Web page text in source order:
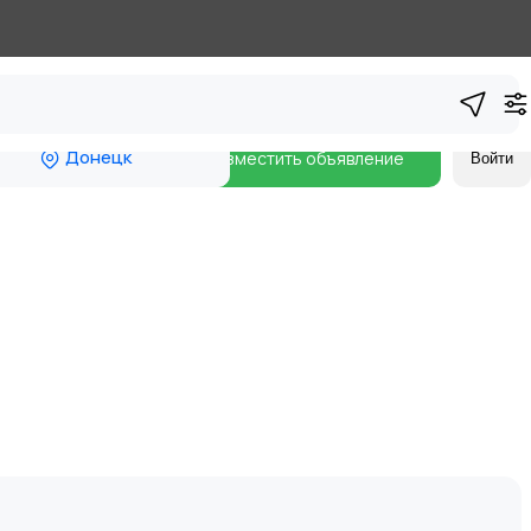
Донецк Разместить объявление Войти